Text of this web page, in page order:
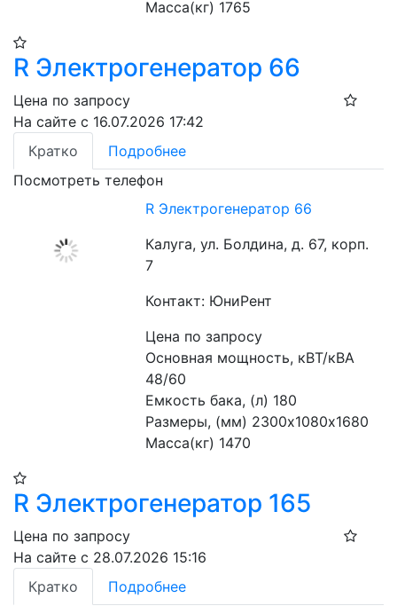
Масса(кг) 1765
R Электрогенератор 66
Цена по запросу
На сайте с 16.07.2026 17:42
Кратко
Подробнее
Посмотреть телефон
R Электрогенератор 66
Калуга, ул. Болдина, д. 67, корп.
7
Контакт: ЮниРент
Цена по запросу
Основная мощность, кВТ/кВА
48/60
Емкость бака, (л) 180
Размеры, (мм) 2300х1080х1680
Масса(кг) 1470
R Электрогенератор 165
Цена по запросу
На сайте с 28.07.2026 15:16
Кратко
Подробнее